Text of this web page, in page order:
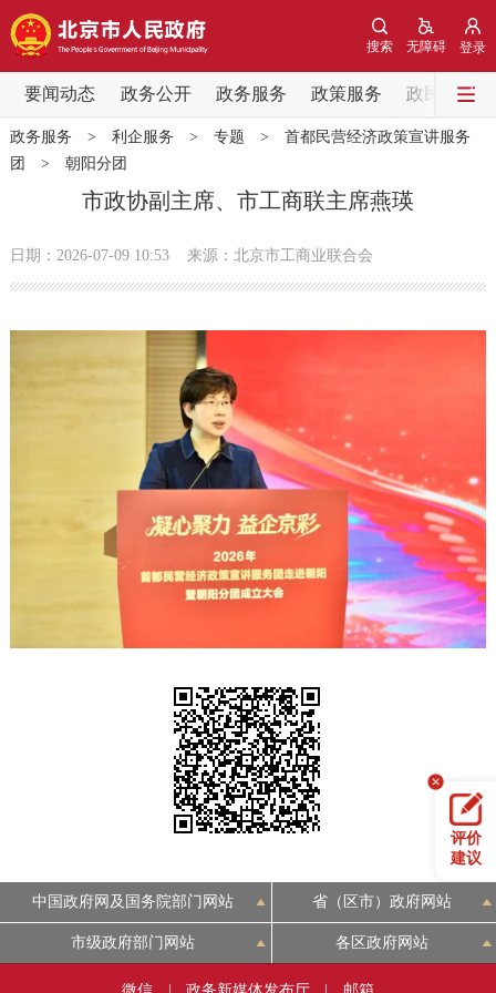
登录
无障碍
搜索
要闻动态 政务公开 政务服务 政策服务 政民互动
要闻动态
党中央精神 国务院信息 中央部委动态
北京要闻 会议信息 部门动态
各区热点
政务公开
机构职能
政策解读 回应关切
决策公开 专题公开
个人服务 部门服务
利企服务
阳光政务
12345网上接诉即办 我要咨询 我要建议
参与调查 在线访谈 图说互动
政务服务 > 利企服务 > 专题 > 首都民营经济政策宣讲服务
团
> 朝阳分团
市政协副主席、市工商联主席燕瑛
日期：2026-07-09 10:53 来源：北京市工商业联合会
评价
建议
中国政府网及国务院部门网站 省（区市）政府网站
市级政府部门网站 各区政府网站